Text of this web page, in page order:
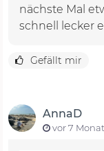
nächste Mal
schnell lecker
Gefällt mir
AnnaD
vor 7